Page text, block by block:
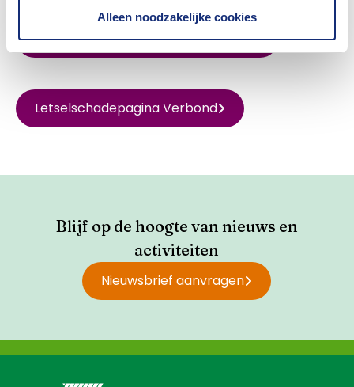
Alleen noodzakelijke cookies
Ga naar Platform Personenschade
Letselschadepagina Verbond
Blijf op de hoogte van nieuws en
activiteiten
Nieuwsbrief aanvragen